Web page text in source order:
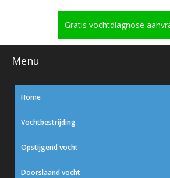
Gratis vochtdiagnose
Menu
Home
Vochtbestrijding
Opstijgend vocht
Doorslaand vocht